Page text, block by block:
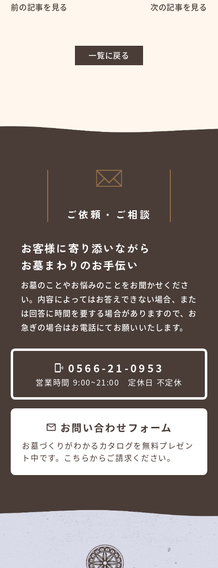
前の記事を見る
一覧に戻る
次の記事を見る
ご依頼・ご相談
お客様に寄り添いながら
お墓まわりのお手伝い
お墓のことやお悩みのことをお聞かせくださ
い。内容によってはお答えできない場合、また
は回答に時間を要する場合がありますので、お
急ぎの場合はお電話にてお願いいたします。
phonelink_ring 0566-21-0953
営業時間 9:00~21:00 定休日 不定休
email お問い合わせフォーム
お墓づくりがわかるカタログを無料プレゼン
ト中です。こちらからご請求ください。